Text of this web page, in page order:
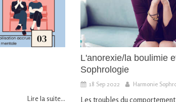
Lire la suite...
L'anorexie/la boulimie
Sophrologie
18 Sep 2022 Harmonie
Les troubles du